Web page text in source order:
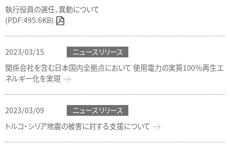
執行役員の選任、異動について
(PDF:495.6KB)
2023/03/15
ニュースリリース
関係会社を含む日本国内全拠点において 使用電力の実質100％再生エ
ネルギー化を実現
2023/03/09
ニュースリリース
トルコ・シリア地震の被害に対する支援について